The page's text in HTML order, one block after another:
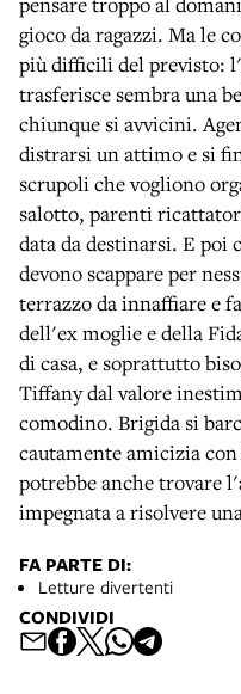
gioco da ragazzi. Ma le
più difficili del previsto:
trasferisce sembra una
chiunque si avvicini.
distrarsi un attimo e si
scrupoli che vogliono
salotto, parenti
data da destinarsi. E poi
devono scappare per
terrazzo da innaffiare e
dell'ex moglie e della
di casa, e soprattutto
Tiffany dal valore
comodino. Brigida si
cautamente amicizia
potrebbe anche trovare
impegnata a risolvere
FA PARTE DI:
Letture divertenti
CONDIVIDI